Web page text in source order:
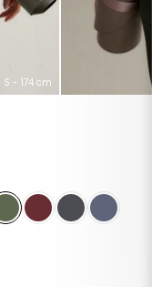
S - 174 cm